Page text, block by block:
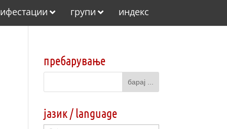
групи индекс
пребарување
јазик / language